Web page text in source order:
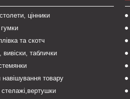
цінники
та скотч
таблички
товару
стелажі,вертушки